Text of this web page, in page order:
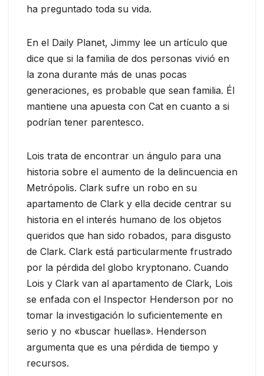
ha preguntado toda su vida.
En el Daily Planet, Jimmy lee un artículo que
dice que si la familia de dos personas vivió en
la zona durante más de unas pocas
generaciones, es probable que sean familia. Él
mantiene una apuesta con Cat en cuanto a si
podrían tener parentesco.
Lois trata de encontrar un ángulo para una
historia sobre el aumento de la delincuencia en
Metrópolis. Clark sufre un robo en su
apartamento de Clark y ella decide centrar su
historia en el interés humano de los objetos
queridos que han sido robados, para disgusto
de Clark. Clark está particularmente frustrado
por la pérdida del globo kryptonano. Cuando
Lois y Clark van al apartamento de Clark, Lois
se enfada con el Inspector Henderson por no
tomar la investigación lo suficientemente en
serio y no «buscar huellas». Henderson
argumenta que es una pérdida de tiempo y
recursos.